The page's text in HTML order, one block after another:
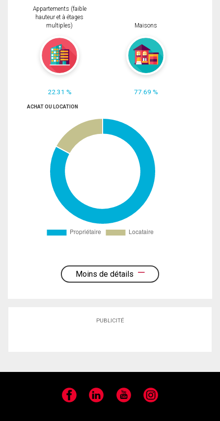
Appartements (faible
hauteur et à étages
multiples)
22.31 %
Maisons
77.69 %
ACHAT OU LOCATION
Moins de détails
PUBLICITÉ
Facebook LinkedIn YouTube Instagram